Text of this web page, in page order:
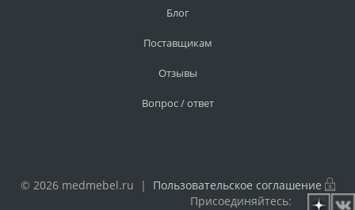
Блог
Поставщикам
Отзывы
Вопрос / ответ
© 2026 medmebel.ru | Пользовательское соглашение
Присоединяйтесь: